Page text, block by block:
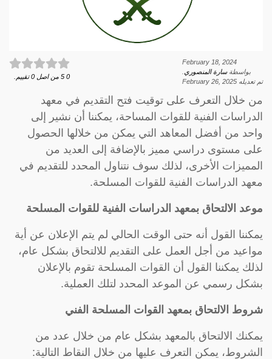
February 18, 2024
بواسطةسارة المنصوري
تم تعديله February 26, 2025
0
5 من اصل 0 تقييم.
من خلال التعرف على توقيت فتح التقديم في معهد
الدراسات الفنية للقوات المساحة، يمكننا أن نشير إلى
واحد من أفضل المعاهد التي يمكن من خلالها الحصول
على مستوى دراسي مميز بالإضافة إلى العديد من
المميزات الأخرى، لذلك سوف نتناول المحدد للتقديم في
معهد الدراسات الفنية للقوات المسلحة.
موعد الالتحاق بمعهد الدراسات الفنية للقوات المسلحة
يمكننا القول أنه حتى الوقت الحالي لم يتم الإعلان عن أية
مواعيد من أجل العمل على التقديم للالتحاق بشكل عام،
لذلك يمكننا القول أن القوات المسلحة تقوم بالإعلان
بشكل رسمي عن الموعد المحدد لتلك العملية.
شروط الالتحاق بمعهد القوات المسلحة الفني
يمكنك الالتحاق بالمعهد بشكل عام من خلال عدد من
الشروط، يمكن التعرف عليها من خلال النقاط التالية: